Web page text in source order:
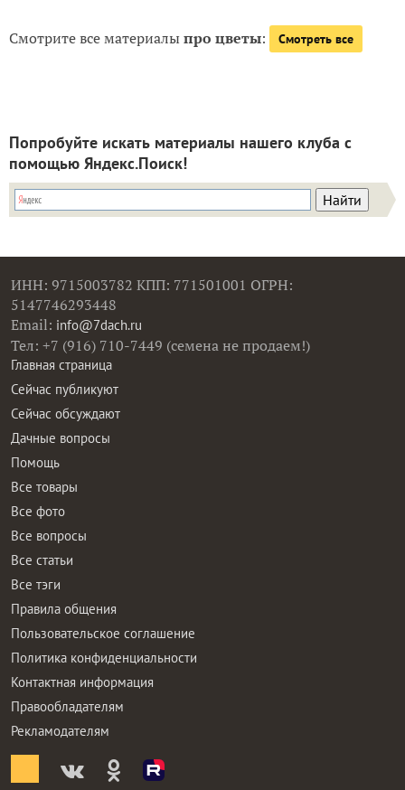
Смотрите все материалыпро цветы: Смотреть все
Попробуйте искать материалы нашего клуба с
помощью Яндекс.Поиск!
ИНН: 9715003782 КПП: 771501001 ОГРН:
5147746293448
Email: info@7dach.ru
Тел: +7 (916) 710-7449 (семена не продаем!)
Главная страница
Сейчас публикуют
Сейчас обсуждают
Дачные вопросы
Помощь
Все товары
Все фото
Все вопросы
Все статьи
Все тэги
Правила общения
Пользовательское соглашение
Политика конфиденциальности
Контактная информация
Правообладателям
Рекламодателям